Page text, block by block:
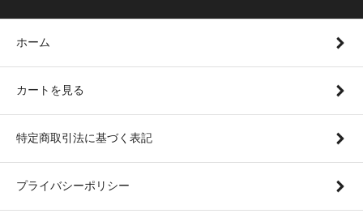
ホーム
カートを見る
特定商取引法に基づく表記
プライバシーポリシー